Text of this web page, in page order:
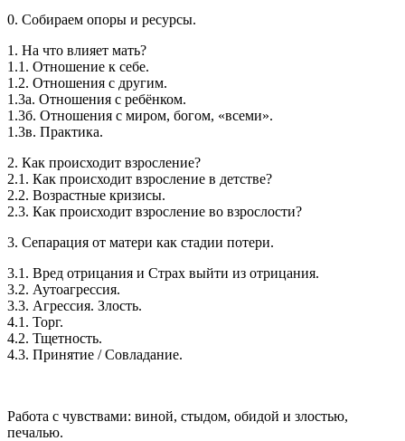
0. Собираем опоры и ресурсы.
1. На что влияет мать?
1.1. Отношение к себе.
1.2. Отношения с другим.
1.3а. Отношения с ребёнком.
1.3б. Отношения с миром, богом, «всеми».
1.3в. Практика.
2. Как происходит взросление?
2.1. Как происходит взросление в детстве?
2.2. Возрастные кризисы.
2.3. Как происходит взросление во взрослости?
3. Сепарация от матери как стадии потери.
3.1. Вред отрицания и Страх выйти из отрицания.
3.2. Аутоагрессия.
3.3. Агрессия. Злость.
4.1. Торг.
4.2. Тщетность.
4.3. Принятие / Совладание.
Работа с чувствами: виной, стыдом, обидой и злостью,
печалью.